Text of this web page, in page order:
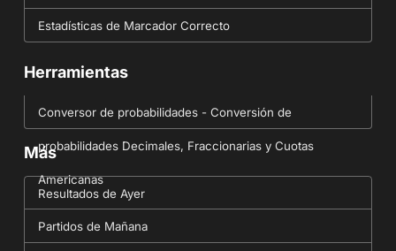
Estadísticas de Marcador Correcto
Herramientas
Conversor de probabilidades - Conversión de
probabilidades Decimales, Fraccionarias y Cuotas
Americanas
Más
Resultados de Ayer
Partidos de Mañana